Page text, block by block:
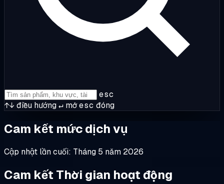
esc
↑↓ điều hướng↵ mởesc đóng
Cam kết mức dịch vụ
Cập nhật lần cuối: Tháng 5 năm 2026
Cam kết Thời gian hoạt động